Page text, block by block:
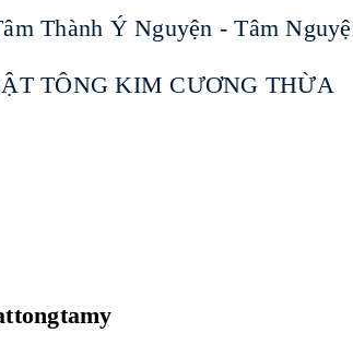
Thành Ý Nguyện - Tâm
TÔNG KIM CƯƠNG THỪA